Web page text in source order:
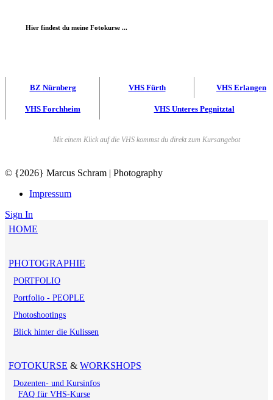
Hier findest du meine Fotokurse ...
BZ Nürnberg VHS Fürth VHS Erlangen
VHS Forchheim VHS Unteres Pegnitztal
Mit einem Klick auf die VHS kommst du direkt zum Kursangebot
© {2026} Marcus Schram | Photography
Impressum
Sign In
HOME
PHOTOGRAPHIE
PORTFOLIO
Portfolio - PEOPLE
Photoshootings
Blick hinter die Kulissen
FOTOKURSE & WORKSHOPS
Dozenten- und Kursinfos
FAQ für VHS-Kurse